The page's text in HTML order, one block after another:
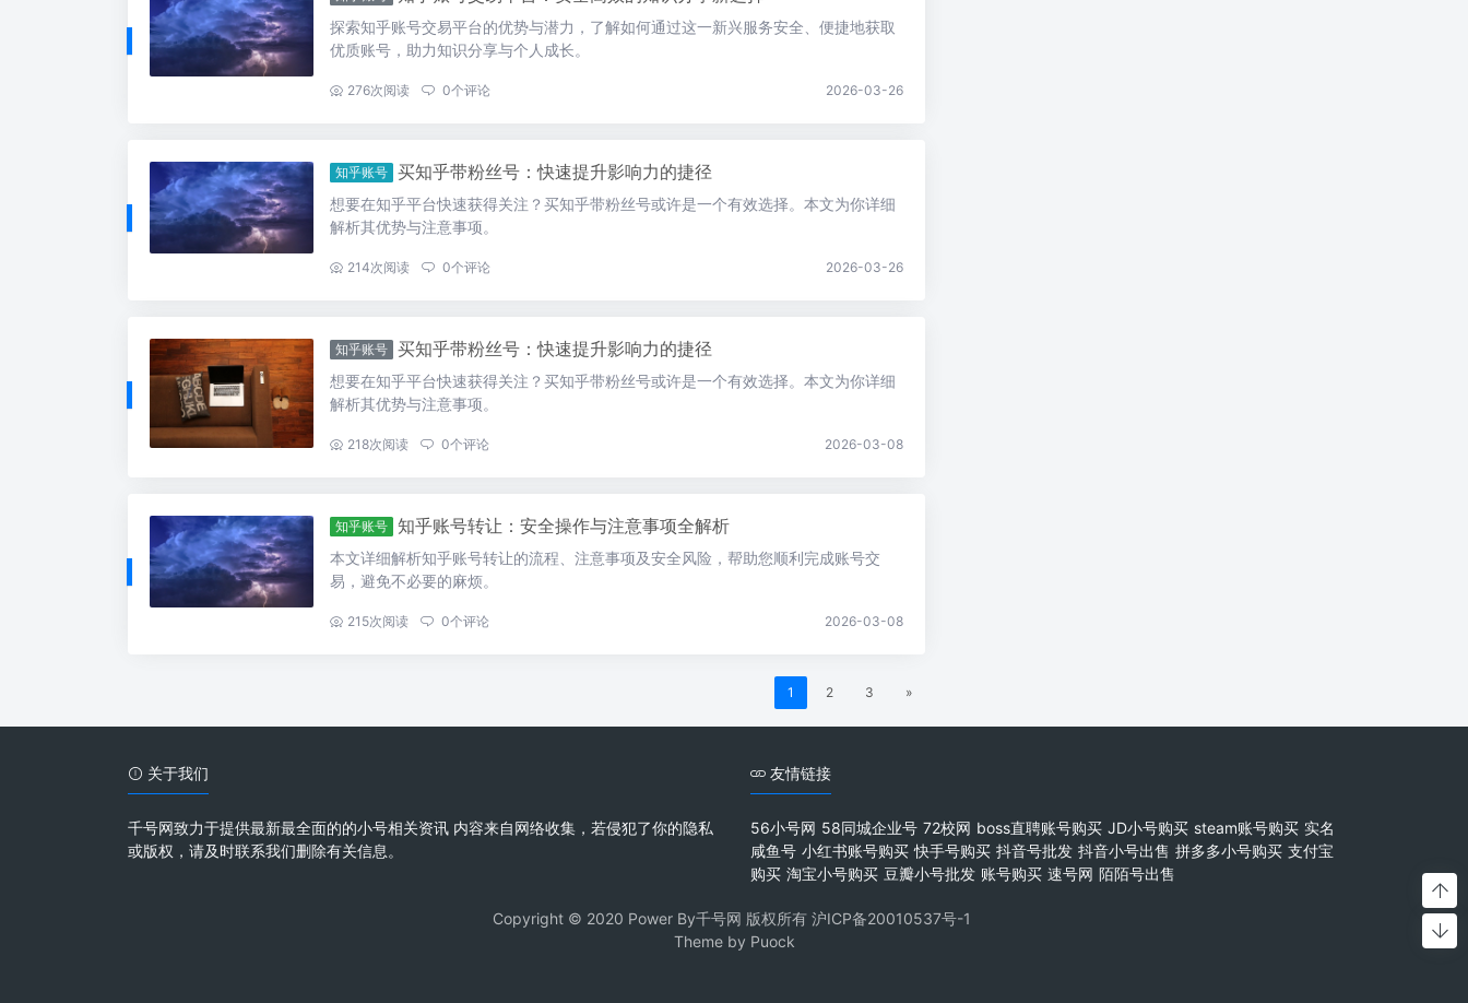
探索知乎账号交易平台的优势与潜力，了解如何通过这一新兴服务安全、便捷地获取
优质账号，助力知识分享与个人成长。
... 276次阅读 0个评论 2026-03-26
知乎账号 买知乎带粉丝号：快速提升影响力的捷径
想要在知乎平台快速获得关注？买知乎带粉丝号或许是一个有效选择。本文为你详细
解析其优势与注意事项。
... 214次阅读 0个评论 2026-03-26
知乎账号 买知乎带粉丝号：快速提升影响力的捷径
想要在知乎平台快速获得关注？买知乎带粉丝号或许是一个有效选择。本文为你详细
解析其优势与注意事项。
... 218次阅读 0个评论 2026-03-08
知乎账号 知乎账号转让：安全操作与注意事项全解析
本文详细解析知乎账号转让的流程、注意事项及安全风险，帮助您顺利完成账号交
易，避免不必要的麻烦。
... 215次阅读 0个评论 2026-03-08
1 2 3 »
关于我们
千号网致力于提供最新最全面的的小号相关资讯 内容来自网络收集，若侵犯了你的隐私
或版权，请及时联系我们删除有关信息。
友情链接
56小号网 58同城企业号 72校网 boss直聘账号购买 JD小号购买 steam账号购买 实名
咸鱼号 小红书账号购买 快手号购买 抖音号批发 抖音小号出售 拼多多小号购买 支付宝
购买 淘宝小号购买 豆瓣小号批发 账号购买 速号网 陌陌号出售
Copyright © 2020 Power By千号网 版权所有 沪ICP备20010537号-1
Theme by Puock